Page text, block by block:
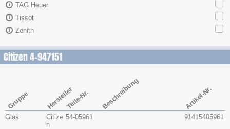
TAG Heuer
Tissot
Zenith
Citizen 4-947151
Gruppe HerstellerTeile-Nr. Beschreibung Artikel-Nr.
Glas
Citize
n
54-05961 91415405961